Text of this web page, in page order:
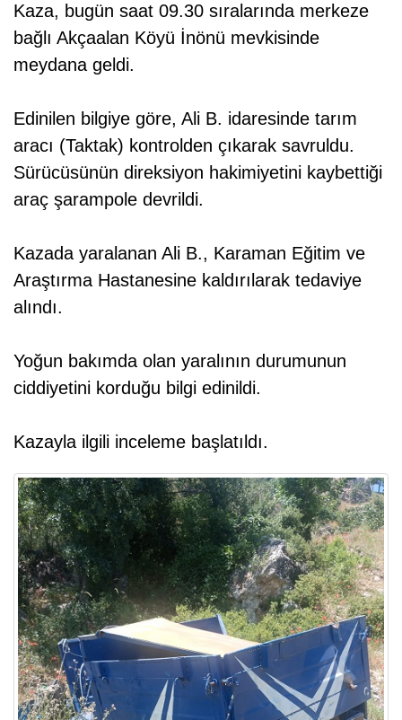
Kaza, bugün saat 09.30 sıralarında merkeze
bağlı Akçaalan Köyü İnönü mevkisinde
meydana geldi.
Edinilen bilgiye göre, Ali B. idaresinde tarım
aracı (Taktak) kontrolden çıkarak savruldu.
Sürücüsünün direksiyon hakimiyetini kaybettiği
araç şarampole devrildi.
Kazada yaralanan Ali B., Karaman Eğitim ve
Araştırma Hastanesine kaldırılarak tedaviye
alındı.
Yoğun bakımda olan yaralının durumunun
ciddiyetini korduğu bilgi edinildi.
Kazayla ilgili inceleme başlatıldı.